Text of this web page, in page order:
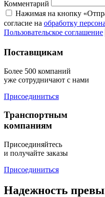
Комментарий
Нажимая на кнопку
согласие на обработку
Пользовательское соглашение
Поставщикам
Более 500 компаний
уже сотрудничают с нами
Присоединиться
Транспортным
компаниям
Присоединяйтесь
и получайте заказы
Присоединиться
Надежность